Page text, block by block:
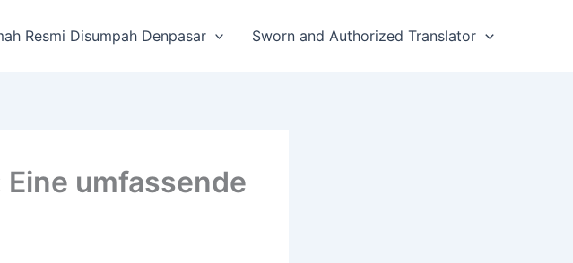
Resmi Disumpah Denpasar Sworn and Authorized Translator
umfassende